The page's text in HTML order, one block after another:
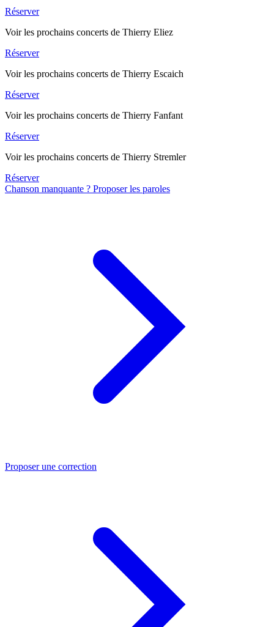
Réserver
Voir les prochains concerts de Thierry Eliez
Réserver
Voir les prochains concerts de Thierry Escaich
Réserver
Voir les prochains concerts de Thierry Fanfant
Réserver
Voir les prochains concerts de Thierry Stremler
Réserver
Chanson manquante ? Proposer les paroles
Proposer une correction